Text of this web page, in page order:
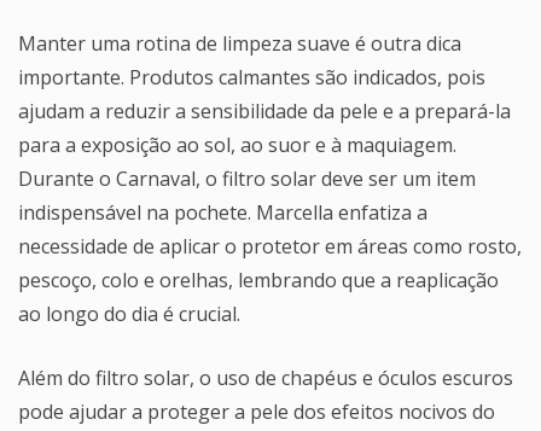
Manter uma rotina de limpeza suave é outra dica
importante. Produtos calmantes são indicados, pois
ajudam a reduzir a sensibilidade da pele e a prepará-la
para a exposição ao sol, ao suor e à maquiagem.
Durante o Carnaval, o filtro solar deve ser um item
indispensável na pochete. Marcella enfatiza a
necessidade de aplicar o protetor em áreas como rosto,
pescoço, colo e orelhas, lembrando que a reaplicação
ao longo do dia é crucial.
Além do filtro solar, o uso de chapéus e óculos escuros
pode ajudar a proteger a pele dos efeitos nocivos do